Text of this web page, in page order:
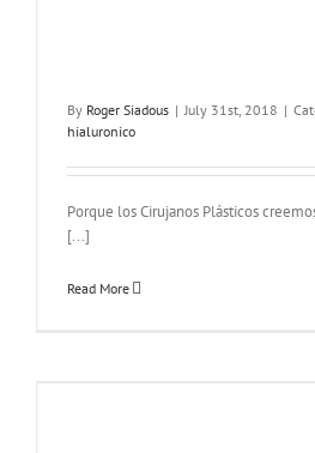
By Roger Siadous | July 31st, 2018 |
hialuronico
Porque los Cirujanos Plásticos
[...]
Read More